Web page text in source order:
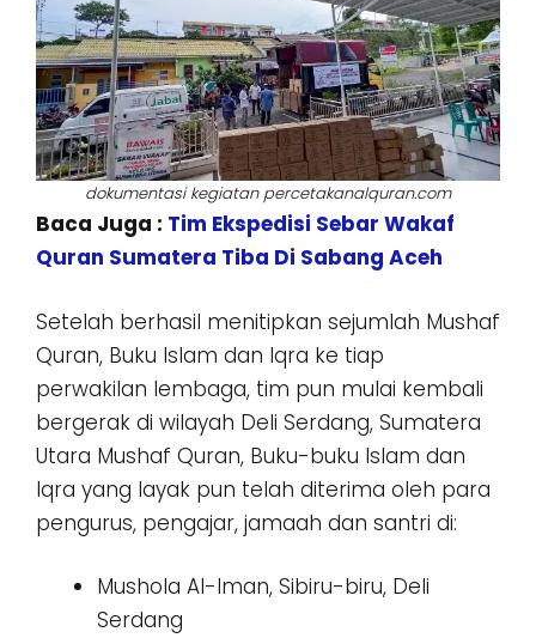
dokumentasi kegiatan percetakanalquran.com
Baca Juga : Tim Ekspedisi Sebar Wakaf
Quran Sumatera Tiba Di Sabang Aceh
Setelah berhasil menitipkan sejumlah Mushaf
Quran, Buku Islam dan Iqra ke tiap
perwakilan lembaga, tim pun mulai kembali
bergerak di wilayah Deli Serdang, Sumatera
Utara Mushaf Quran, Buku-buku Islam dan
Iqra yang layak pun telah diterima oleh para
pengurus, pengajar, jamaah dan santri di:
Mushola Al-Iman, Sibiru-biru, Deli
Serdang